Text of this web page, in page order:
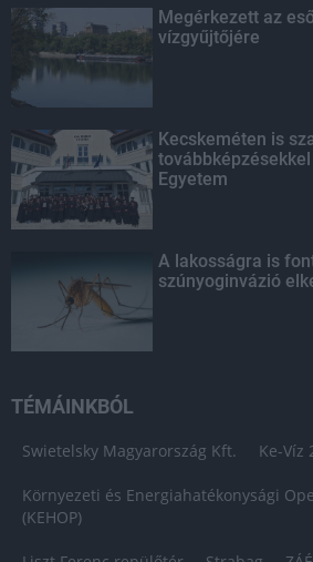
Megérkezett az
vízgyűjtőjére
Kecskeméten is
Egyetem
A lakosságra is
szúnyoginvázió
TÉMÁINKBÓL
Swietelsky Magyarország Kft. Ke-Víz
Környezeti és Energiahatékonysági
(KEHOP)